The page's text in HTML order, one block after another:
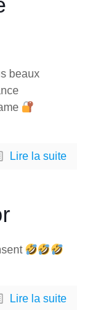
beaux
Lire la suite
Lire la suite